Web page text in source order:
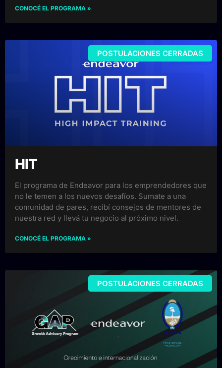
CONOCÉ EL PROGRAMA »
POSTULACIONES CERRADAS
HIT
El programa de Endeavor para los emprendedores que
no le temen a los nuevos desafíos. Sumate a una
comunidad de pares, recibí consejos de mentores de
nuestra red y llevá tu negocio al próximo nivel.
CONOCÉ EL PROGRAMA »
POSTULACIONES CERRADAS